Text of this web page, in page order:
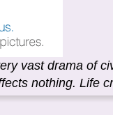
vast drama of
nothing. Life